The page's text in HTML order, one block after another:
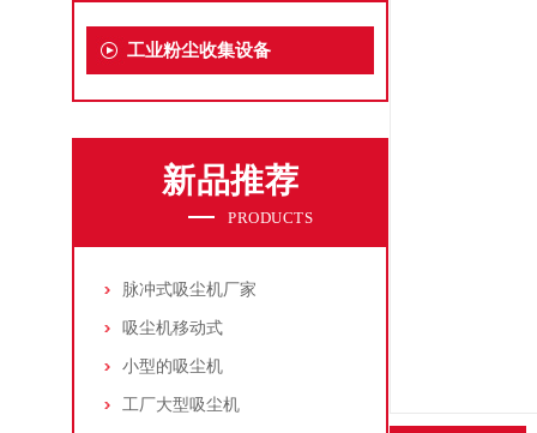
工业粉尘收集设备
新品推荐
PRODUCTS
脉冲式吸尘机厂家
吸尘机移动式
小型的吸尘机
工厂大型吸尘机